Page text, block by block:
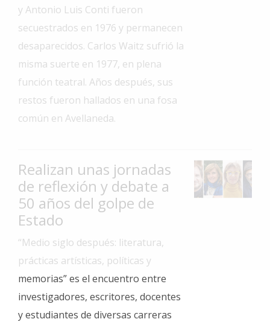
Interés
General
La
Ciudad
Deportes
y
Cartelera
Fotos
de
Fúnebres
y Antonio Luis Conti fueron
secuestrados en 1976 y permanecen
desaparecidos. Carlos Waitz sufrió la
misma suerte en 1977, en plena
función teatral. Años después, sus
restos fueron hallados en una fosa
común en Avellaneda.
Realizan unas jornadas
de reflexión y debate a
50 años del golpe de
Estado
“Medio siglo después: literatura,
prácticas artísticas, políticas y
memorias” es el encuentro entre
investigadores, escritores, docentes
y estudiantes de diversas carreras